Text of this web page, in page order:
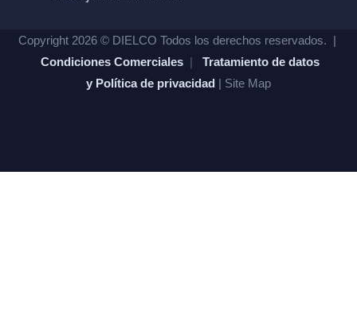
Copyright 2026 © DIELCO Todos los derechos reservados. |
Condiciones Comerciales | Tratamiento de datos
y Política de privacidad | Site Map